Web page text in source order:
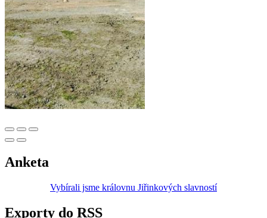
Anketa
Vybírali jsme královnu Jiřinkových slavností
Exporty do RSS